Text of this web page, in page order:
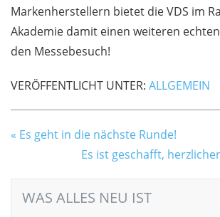
Markenherstellern bietet die VDS im
Akademie damit einen weiteren
den Messebesuch!
VERÖFFENTLICHT UNTER: ALLGEMEIN
Es geht in die nächste Runde!
Es ist geschafft,
WAS ALLES NEU IST